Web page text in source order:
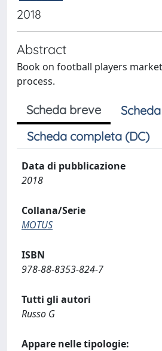
2018
Abstract
Book on football players
process.
Scheda breve
Scheda completa (DC)
Data di pubblicazione
2018
Collana/Serie
MOTUS
ISBN
978-88-8353-824-7
Tutti gli autori
Russo G
Appare nelle tipologie: